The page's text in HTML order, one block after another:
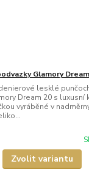
Glamory
lesklé
Dream 20 s luxusní
vyráběné v
Zvolit variantu